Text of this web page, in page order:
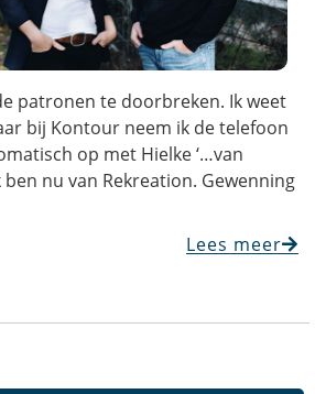
patronen te doorbreken. Ik weet
bij Kontour neem ik de telefoon
op met Hielke ‘…van
ben nu van Rekreation. Gewenning
Lees meer